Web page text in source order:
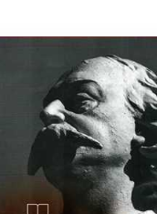
ادبیات انگلیس
ادبیات فرانسه
ادبیات ایتالیا
ادبیات روسیه
ادبیات آمریکای لاتین
ادبیات آلمان